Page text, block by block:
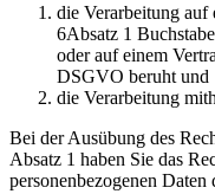
die Verarbeitung
6Absatz 1
oder auf einem
DSGVO beruht und
die Verarbeitung
Bei der Ausübung des
Absatz 1 haben Sie das
personenbezogenen